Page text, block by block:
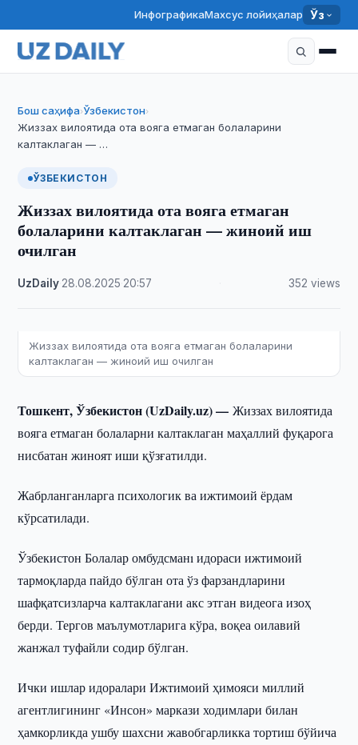
ИнфографикаМахсус лойиҳалар Ўз
Бош саҳифа›Ўзбекистон›
Жиззах вилоятида ота вояга етмаган болаларини
калтаклаган — …
ЎЗБЕКИСТОН
Жиззах вилоятида ота вояга етмаган
болаларини калтаклаган — жиноий иш
очилган
UzDaily 28.08.2025 20:57 352 views
Жиззах вилоятида ота вояга етмаган болаларини
калтаклаган — жиноий иш очилган
Тошкент, Ўзбекистон (UzDaily.uz) —Жиззах вилоятида
вояга етмаган болаларни калтаклаган маҳаллий фуқарога
нисбатан жиноят иши қўзғатилди.
Жабрланганларга психологик ва ижтимоий ёрдам
кўрсатилади.
Ўзбекистон Болалар омбудсманı идораси ижтимоий
тармоқларда пайдо бўлган ота ўз фарзандларини
шафқатсизларча калтаклагани акс этган видеога изоҳ
берди. Тергов маълумотларига кўра, воқеа оилавий
жанжал туфайли содир бўлган.
Ички ишлар идоралари Ижтимоий ҳимояси миллий
агентлигининг «Инсон» маркази ходимлари билан
ҳамкорликда ушбу шахсни жавобгарликка тортиш бўйича